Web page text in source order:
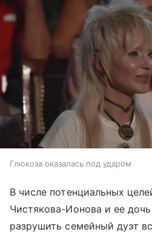
Глюкоза оказалась под ударом
В числе потенциальных
Чистякова-Ионова и ее
разрушить семейный дуэт